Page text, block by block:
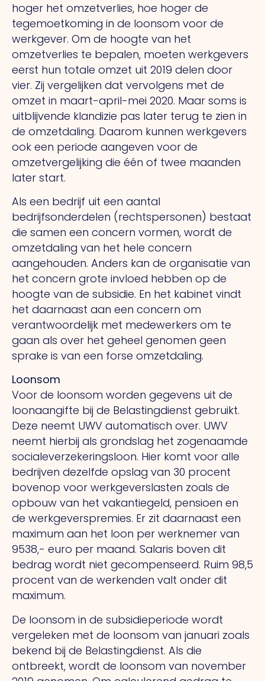
hoger het omzetverlies, hoe hoger de
tegemoetkoming in de loonsom voor de
werkgever. Om de hoogte van het
omzetverlies te bepalen, moeten werkgevers
eerst hun totale omzet uit 2019 delen door
vier. Zij vergelijken dat vervolgens met de
omzet in maart-april-mei 2020. Maar soms is
uitblijvende klandizie pas later terug te zien in
de omzetdaling. Daarom kunnen werkgevers
ook een periode aangeven voor de
omzetvergelijking die één of twee maanden
later start.
Als een bedrijf uit een aantal
bedrijfsonderdelen (rechtspersonen) bestaat
die samen een concern vormen, wordt de
omzetdaling van het hele concern
aangehouden. Anders kan de organisatie van
het concern grote invloed hebben op de
hoogte van de subsidie. En het kabinet vindt
het daarnaast aan een concern om
verantwoordelijk met medewerkers om te
gaan als over het geheel genomen geen
sprake is van een forse omzetdaling.
Loonsom
Voor de loonsom worden gegevens uit de
loonaangifte bij de Belastingdienst gebruikt.
Deze neemt UWV automatisch over. UWV
neemt hierbij als grondslag het zogenaamde
socialeverzekeringsloon. Hier komt voor alle
bedrijven dezelfde opslag van 30 procent
bovenop voor werkgeverslasten zoals de
opbouw van het vakantiegeld, pensioen en
de werkgeverspremies. Er zit daarnaast een
maximum aan het loon per werknemer van
9538,- euro per maand. Salaris boven dit
bedrag wordt niet gecompenseerd. Ruim 98,5
procent van de werkenden valt onder dit
maximum.
De loonsom in de subsidieperiode wordt
vergeleken met de loonsom van januari zoals
bekend bij de Belastingdienst. Als die
ontbreekt, wordt de loonsom van november